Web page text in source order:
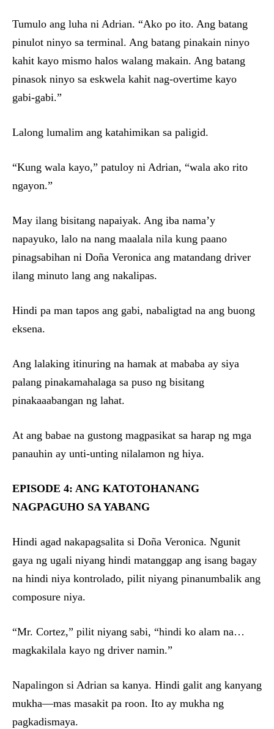
Tumulo ang luha ni Adrian. “Ako po ito. Ang batang
pinulot ninyo sa terminal. Ang batang pinakain ninyo
kahit kayo mismo halos walang makain. Ang batang
pinasok ninyo sa eskwela kahit nag-overtime kayo
gabi-gabi.”
Lalong lumalim ang katahimikan sa paligid.
“Kung wala kayo,” patuloy ni Adrian, “wala ako rito
ngayon.”
May ilang bisitang napaiyak. Ang iba nama’y
napayuko, lalo na nang maalala nila kung paano
pinagsabihan ni Doña Veronica ang matandang driver
ilang minuto lang ang nakalipas.
Hindi pa man tapos ang gabi, nabaligtad na ang buong
eksena.
Ang lalaking itinuring na hamak at mababa ay siya
palang pinakamahalaga sa puso ng bisitang
pinakaaabangan ng lahat.
At ang babae na gustong magpasikat sa harap ng mga
panauhin ay unti-unting nilalamon ng hiya.
EPISODE 4: ANG KATOTOHANANG
NAGPAGUHO SA YABANG
Hindi agad nakapagsalita si Doña Veronica. Ngunit
gaya ng ugali niyang hindi matanggap ang isang bagay
na hindi niya kontrolado, pilit niyang pinanumbalik ang
composure niya.
“Mr. Cortez,” pilit niyang sabi, “hindi ko alam na…
magkakilala kayo ng driver namin.”
Napalingon si Adrian sa kanya. Hindi galit ang kanyang
mukha—mas masakit pa roon. Ito ay mukha ng
pagkadismaya.